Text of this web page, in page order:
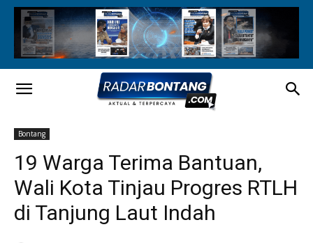
Bontang
19 Warga Terima Bantuan,
Wali Kota Tinjau Progres RTLH
di Tanjung Laut Indah